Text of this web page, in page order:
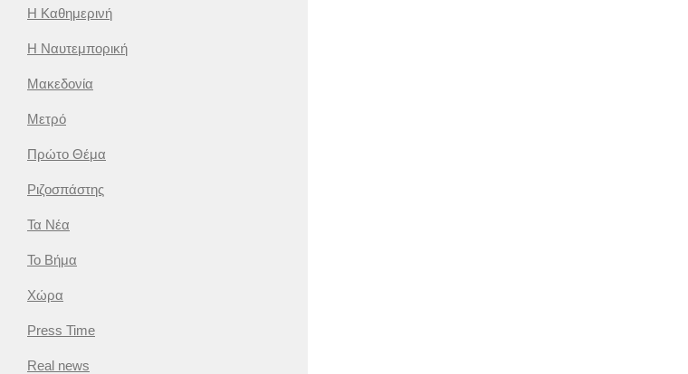
Η Καθημερινή
Η Ναυτεμπορική
Μακεδονία
Μετρό
Πρώτο Θέμα
Ριζοσπάστης
Τα Νέα
Το Βήμα
Χώρα
Press Time
Real news